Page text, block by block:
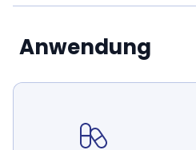
Anwendung